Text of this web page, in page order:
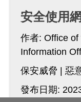
安全使用
作者: Office of
Information
保安威脅
惡
發布日期: